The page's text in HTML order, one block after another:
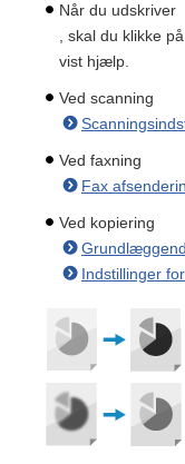
Når du udskriver
, skal du klikke
vist hjælp.
Ved scanning
Ved faxning
Fax
Ved kopiering
Indstillinger